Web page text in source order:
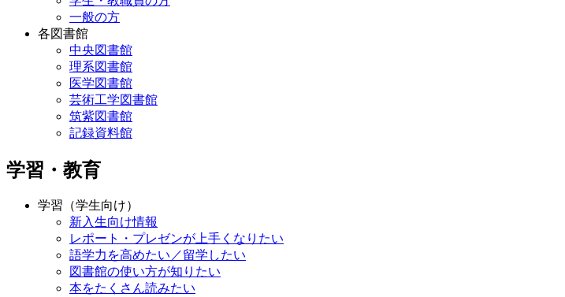
一般の方
各図書館
中央図書館
理系図書館
医学図書館
芸術工学図書館
筑紫図書館
記録資料館
学習・教育
学習（学生向け）
新入生向け情報
レポート・プレゼンが上手くなりたい
語学力を高めたい／留学したい
図書館の使い方が知りたい
本をたくさん読みたい